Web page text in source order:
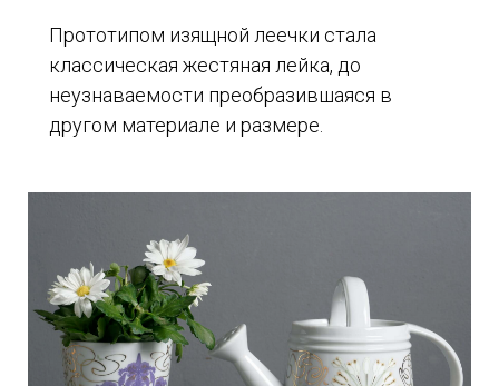
Прототипом изящной леечки стала
классическая жестяная лейка, до
неузнаваемости преобразившаяся в
другом материале и размере.